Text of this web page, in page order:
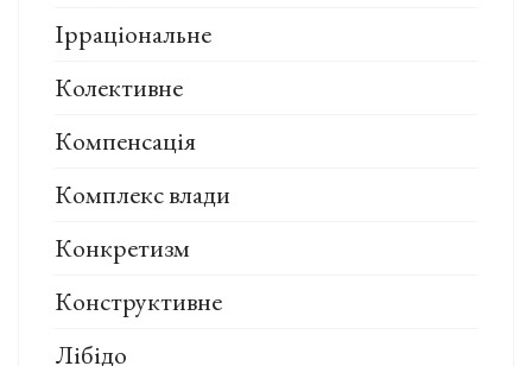
Ірраціональне
Колективне
Компенсація
Комплекс влади
Конкретизм
Конструктивне
Лібідо